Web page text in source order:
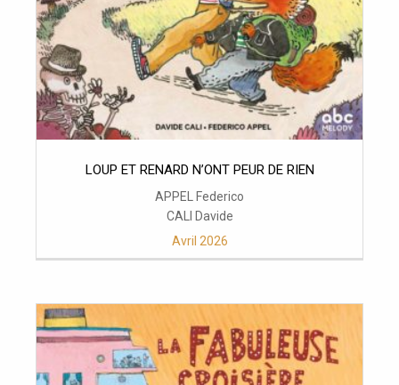
LOUP ET RENARD N’ONT PEUR DE RIEN
APPEL Federico
CALI Davide
Avril 2026